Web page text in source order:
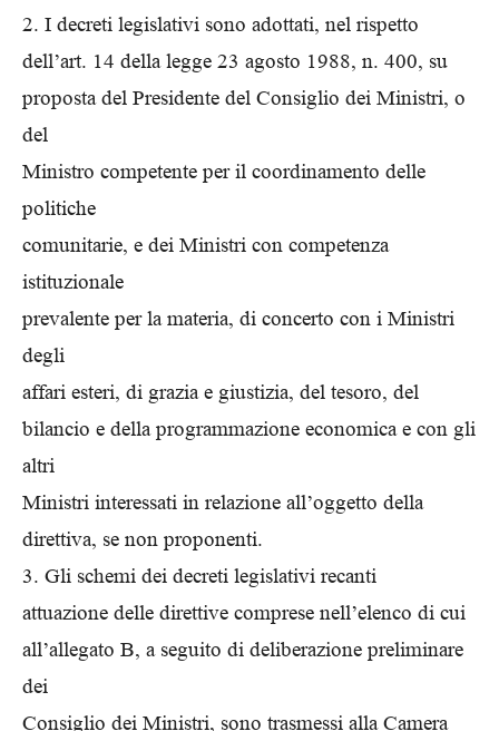
2. I decreti legislativi sono adottati, nel rispetto
dell’art. 14 della legge 23 agosto 1988, n. 400, su
proposta del Presidente del Consiglio dei Ministri, o
del
Ministro competente per il coordinamento delle
politiche
comunitarie, e dei Ministri con competenza
istituzionale
prevalente per la materia, di concerto con i Ministri
degli
affari esteri, di grazia e giustizia, del tesoro, del
bilancio e della programmazione economica e con gli
altri
Ministri interessati in relazione all’oggetto della
direttiva, se non proponenti.
3. Gli schemi dei decreti legislativi recanti
attuazione delle direttive comprese nell’elenco di cui
all’allegato B, a seguito di deliberazione preliminare
dei
Consiglio dei Ministri, sono trasmessi alla Camera